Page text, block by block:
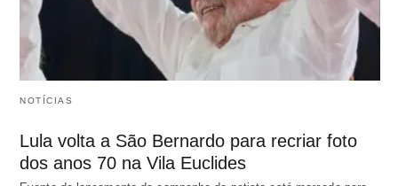
NOTÍCIAS
Lula volta a São Bernardo para recriar foto
dos anos 70 na Vila Euclides